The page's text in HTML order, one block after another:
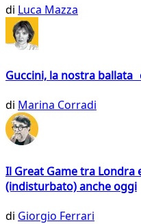
di Luca Mazza
Guccini, la nostra ballata
di Marina Corradi
Il Great Game tra
(indisturbato) anche oggi
di Giorgio Ferrari